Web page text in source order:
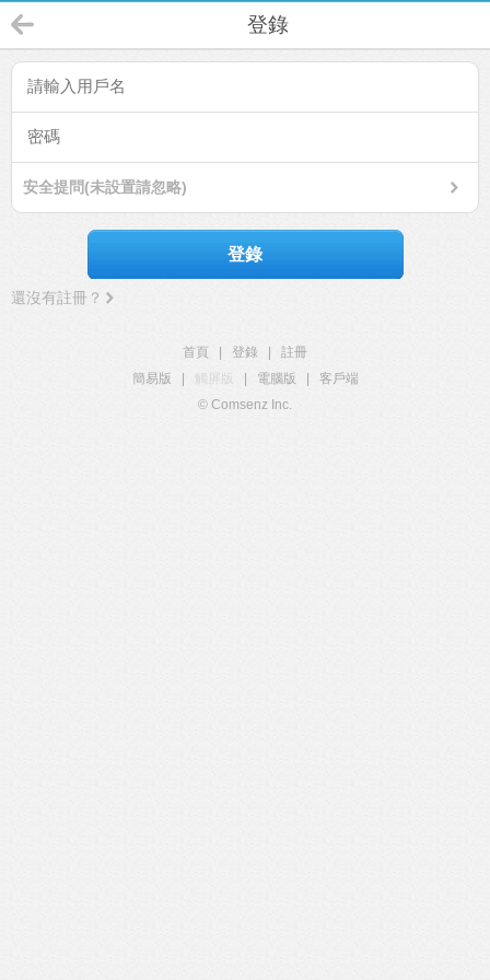
登錄
安全提問(未設置請忽略)
登錄
還沒有註冊？
首頁 登錄
註冊
簡易版
觸屏版 電腦版
客戶端
© Comsenz Inc.